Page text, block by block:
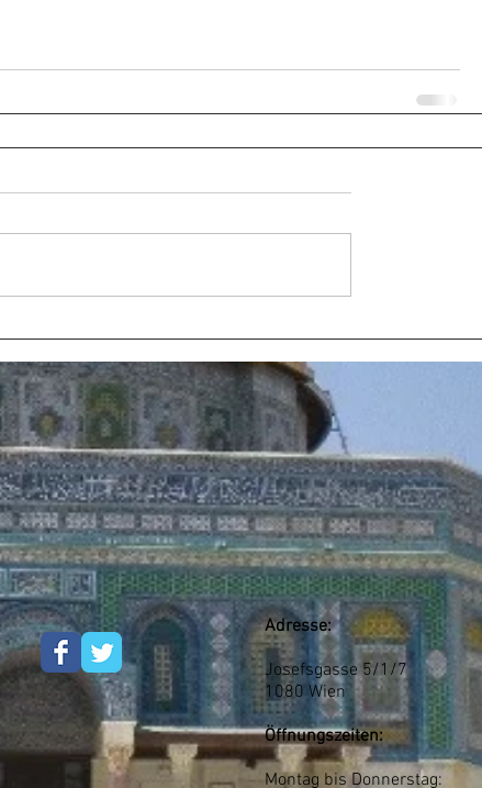
Adresse:
Josefsgasse 5/1/7
1080 Wien
Öffnungszeiten:
Montag bis Donnerstag: